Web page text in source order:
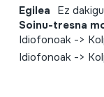
Egilea Ez
Soinu-tresna
Idiofonoak ->
Idiofonoak ->